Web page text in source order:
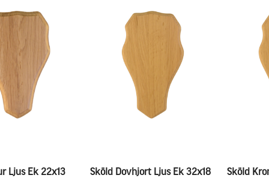
Ljus Ek 22x13 Sköld Dovhjort Ljus Ek 32x18 Sköld